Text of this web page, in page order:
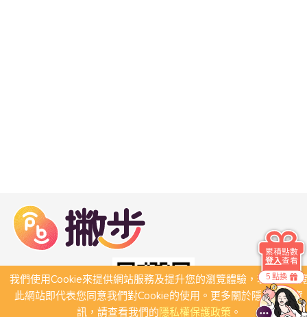
我們使用Cookie來提供網站服務及提升您的瀏覽體驗，若繼續瀏
此網站即代表您同意我們對Cookie的使用。更多關於隱私保護資
訊，請查看我們的隱私權保護政策。
5 點換
累積點數
登入查看